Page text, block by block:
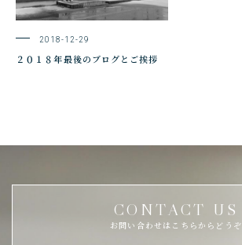
2018-12-29
２０１８年最後のブログとご挨拶
CONTACT US
お問い合わせはこちらからどうぞ